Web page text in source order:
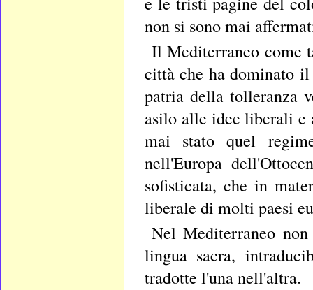
non si sono mai
Il Mediterraneo come
città che ha dominato
patria della tolleranza
asilo alle idee liberali
mai stato quel
nell'Europa
sofisticata, che in
liberale di molti paesi
Nel Mediterraneo
lingua sacra,
tradotte l'una nell'altra.